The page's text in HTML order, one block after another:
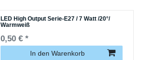
LED High Output Serie-E27 / 7 Watt /20°/
Warmweiß
0,50 € *
In den Warenkorb